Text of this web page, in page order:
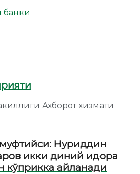
банки
Ахборот хизмати
Нуриддин
икки диний идора
кўприкка айланади